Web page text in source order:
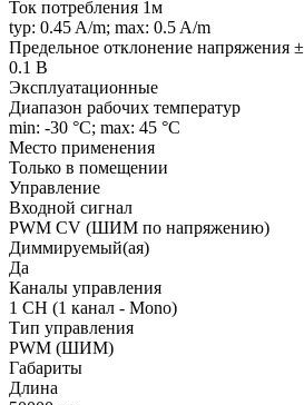
Ток потребления 1м
typ: 0.45 A/m; max: 0.5 A/m
Предельное отклонение напряжения ±
0.1 В
Эксплуатационные
Диапазон рабочих температур
min: -30 °C; max: 45 °C
Место применения
Только в помещении
Управление
Входной сигнал
PWM СV (ШИМ по напряжению)
Диммируемый(ая)
Да
Каналы управления
1 CH (1 канал - Mono)
Тип управления
PWM (ШИМ)
Габариты
Длина